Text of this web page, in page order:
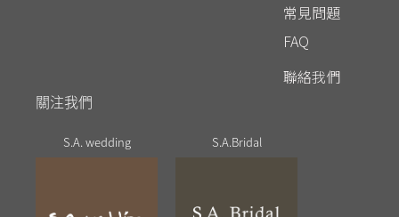
常見問題
FAQ
聯絡我們
關注我們
S.A. wedding S.A.Bridal